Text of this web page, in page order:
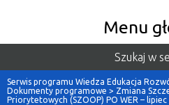
Menu
Szukaj w
Serwis programu Wiedza Edukacja
Dokumenty programowe > Zmiana
Priorytetowych (SZOOP) PO WER – lipiec